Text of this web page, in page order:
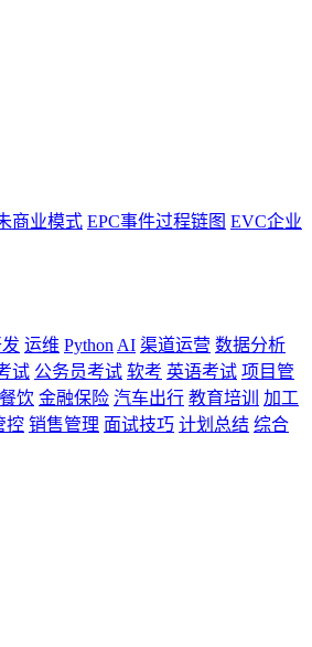
商业模式 EPC事件过程链图 EVC企业
运维 Python AI 渠道运营 数据分析
试 公务员考试 软考 英语考试 项目管
饮 金融保险 汽车出行 教育培训
加工
控 销售管理 面试技巧 计划总结 综合